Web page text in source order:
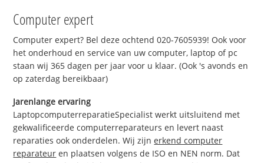
Computer expert
Computer expert? Bel deze ochtend 020-7605939! Ook voor
het onderhoud en service van uw computer, laptop of pc
staan wij 365 dagen per jaar voor u klaar. (Ook 's avonds en
op zaterdag bereikbaar)
Jarenlange ervaring
LaptopcomputerreparatieSpecialist werkt uitsluitend met
gekwalificeerde computerreparateurs en levert naast
reparaties ook onderdelen. Wij zijnerkend computer
reparateur en plaatsen volgens de ISO en NEN norm. Dat